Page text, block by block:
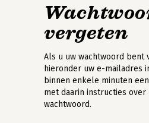
vergeten
Als u uw wachtwoord bent
hieronder uw e-mailadres
binnen enkele minuten
met daarin instructies over
wachtwoord.